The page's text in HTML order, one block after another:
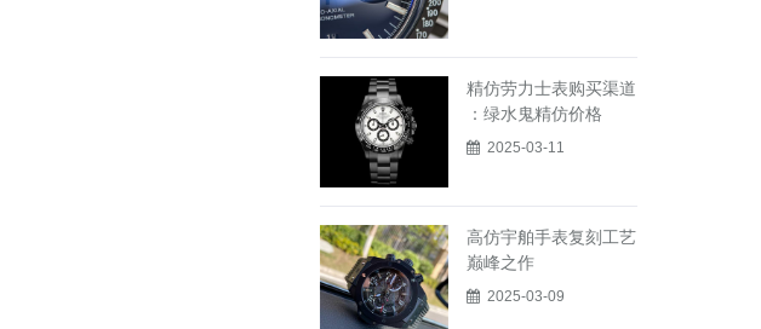
精仿劳力士表购买渠道
：绿水鬼精仿价格
2025-03-11
高仿宇舶手表复刻工艺
巅峰之作
2025-03-09